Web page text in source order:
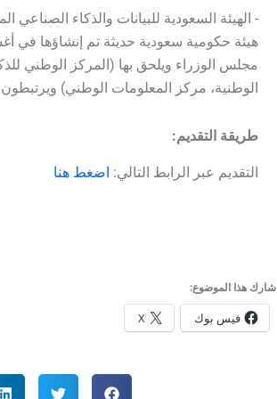
مجلس الوزراء ويلحق بها (المركز الوطني
الوطنية، مركز المعلومات الوطني) ويرتبطون
طريقة التقديم:
التقديم عبر الرابط التالي: اضغط هنا
شارك هذا الموضوع:
فيس بوك X